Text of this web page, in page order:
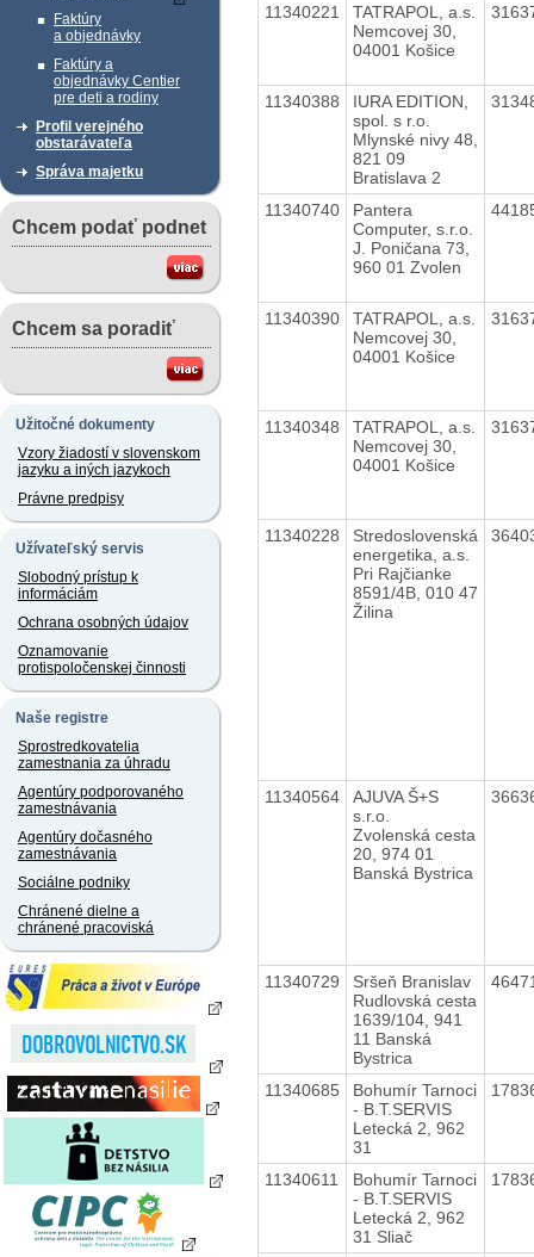
Faktúry
a objednávky
Faktúry a
objednávky Centier
pre deti a rodiny
Profil verejného
obstarávateľa
Správa majetku
Chcem podať podnet
Chcem sa poradiť
Užitočné dokumenty
Vzory žiadostí v slovenskom
jazyku a iných jazykoch
Právne predpisy
Užívateľský servis
Slobodný prístup k
informáciám
Ochrana osobných údajov
Oznamovanie
protispoločenskej činnosti
Naše registre
Sprostredkovatelia
zamestnania za úhradu
Agentúry podporovaného
zamestnávania
Agentúry dočasného
zamestnávania
Sociálne podniky
Chránené dielne a
chránené pracoviská
11340221
TATRAPOL, a.s.
Nemcovej 30,
04001 Košice
11340388
IURA EDITION,
spol. s r.o.
Mlynské nivy 48,
821 09
Bratislava 2
11340740
Pantera
Computer, s.r.o.
J. Poničana 73,
960 01 Zvolen
11340390
TATRAPOL, a.s.
Nemcovej 30,
04001 Košice
11340348
TATRAPOL, a.s.
Nemcovej 30,
04001 Košice
11340228
Stredoslovenská
energetika, a.s.
Pri Rajčianke
8591/4B, 010 47
Žilina
11340564
AJUVA Š+S
s.r.o.
Zvolenská cesta
20, 974 01
Banská Bystrica
11340729
Sršeň Branislav
Rudlovská cesta
1639/104, 941
11 Banská
Bystrica
11340685
Bohumír Tarnoci
- B.T.SERVIS
Letecká 2, 962
31
11340611
Bohumír Tarnoci
- B.T.SERVIS
Letecká 2, 962
31 Sliač